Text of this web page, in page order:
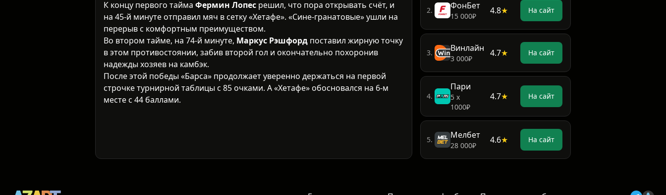
К концу первого тайма Фермин Лопес решил, что пора открывать счёт, и
на 45-й минуте отправил мяч в сетку «Хетафе». «Сине-гранатовые» ушли на
перерыв с комфортным преимуществом.
Во втором тайме, на 74-й минуте, Маркус Рэшфорд поставил жирную точку
в этом противостоянии, забив второй гол и окончательно похоронив
надежды хозяев на камбэк.
После этой победы «Барса» продолжает уверенно держаться на первой
строчке турнирной таблицы с 85 очками. А «Хетафе» обосновался на 6-м
месте с 44 баллами.
2. ФонБет
15 000₽
4.8★ На сайт
3. Винлайн
3 000₽
4.7★ На сайт
4.
Пари
5 х
1000₽
4.7★ На сайт
5. Мелбет
28 000₽
4.6★ На сайт